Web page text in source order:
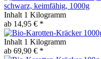
schwarz, keimfähig, 1000g
Inhalt 1 Kilogramm
ab 14,95 € *
Inhalt 1 Kilogramm
ab 69,90 € *